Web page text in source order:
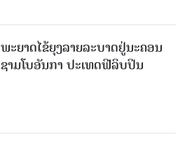
ພະຍາດໄຂ້ຍຸງລາຍລະບາດຢູ່ນະຄອນ
ຊາມໂບ​ອັນກາ ປະເທດຟີລິບປິນ